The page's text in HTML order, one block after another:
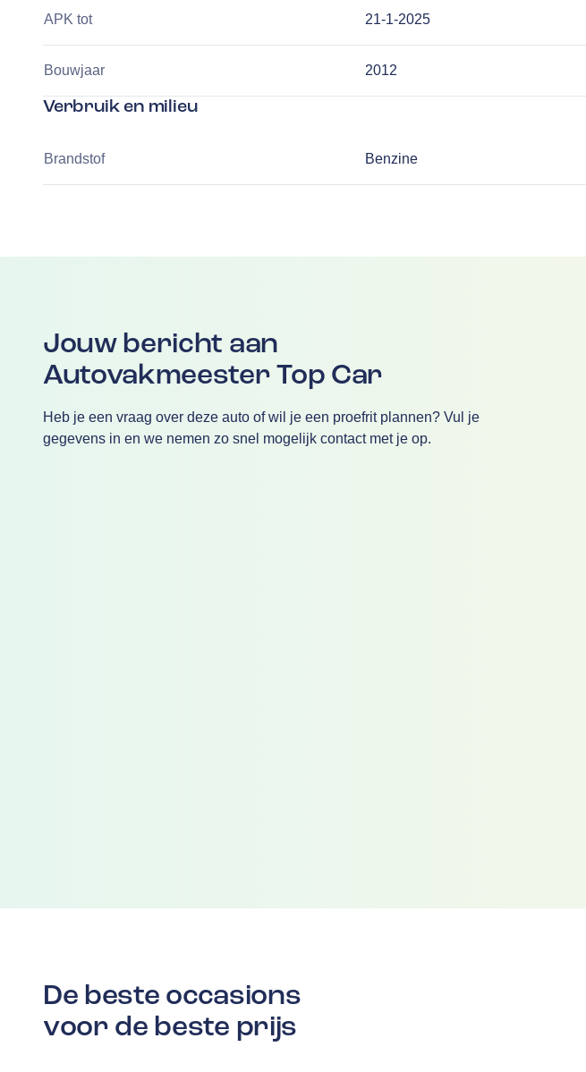
APK tot 21-1-2025
Bouwjaar 2012
Verbruik en milieu
Brandstof Benzine
Jouw bericht aan
Autovakmeester Top Car
Heb je een vraag over deze auto of wil je een proefrit plannen? Vul je
gegevens in en we nemen zo snel mogelijk contact met je op.
De beste occasions
voor de beste prijs